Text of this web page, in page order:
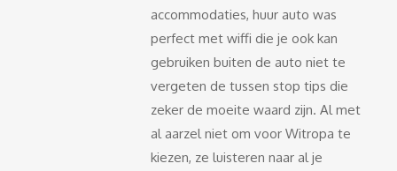
accommodaties, huur auto was
perfect met wiffi die je ook kan
gebruiken buiten de auto niet te
vergeten de tussen stop tips die
zeker de moeite waard zijn. Al met
al aarzel niet om voor Witropa te
kiezen, ze luisteren naar al je